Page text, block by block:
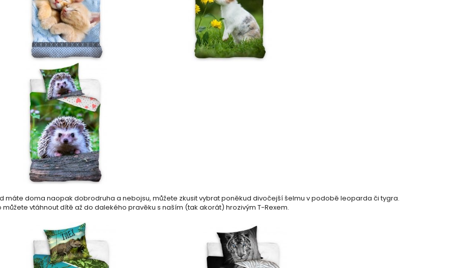
máte doma naopak dobrodruha a nebojsu, můžete zkusit vybrat poněkud divočejší šelmu v podobě leoparda či tygra.
můžete vtáhnout dítě až do dalekého pravěku s naším (tak akorát) hrozivým T-Rexem.